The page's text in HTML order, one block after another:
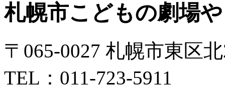
札幌市こどもの劇場
〒065-0027 札幌市東区
TEL：011-723-5911